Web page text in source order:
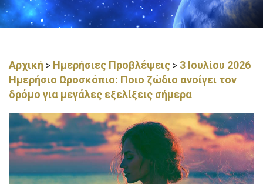
Αρχική > Ημερήσιες Προβλέψεις > 3 Ιουλίου 2026
Ημερήσιο Ωροσκόπιο: Ποιο ζώδιο ανοίγει τον
δρόμο για μεγάλες εξελίξεις σήμερα